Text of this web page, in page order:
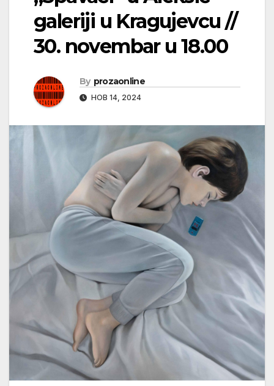
galeriji u Kragujevcu //
30. novembar u 18.00
By prozaonline
НОВ 14, 2024